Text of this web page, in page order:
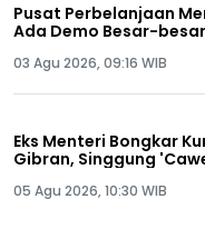
Pusat Perbelanjaan
Ada Demo Besar-
03 Agu 2026, 09:16 WIB
Eks Menteri Bongkar
Gibran, Singgung
05 Agu 2026, 10:30 WIB